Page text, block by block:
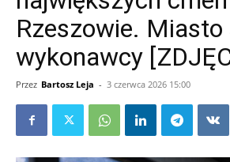
Rzeszowie. Miasto
wykonawcy
Przez Bartosz Leja - 3 czerwca 2026 15:00